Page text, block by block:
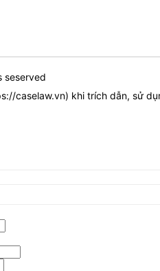
seserved
caselaw.vn) khi trích dẫn, sử